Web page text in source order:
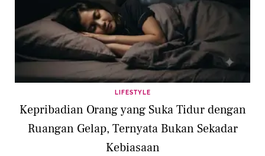
LIFESTYLE
Kepribadian Orang yang Suka Tidur dengan
Ruangan Gelap, Ternyata Bukan Sekadar
Kebiasaan